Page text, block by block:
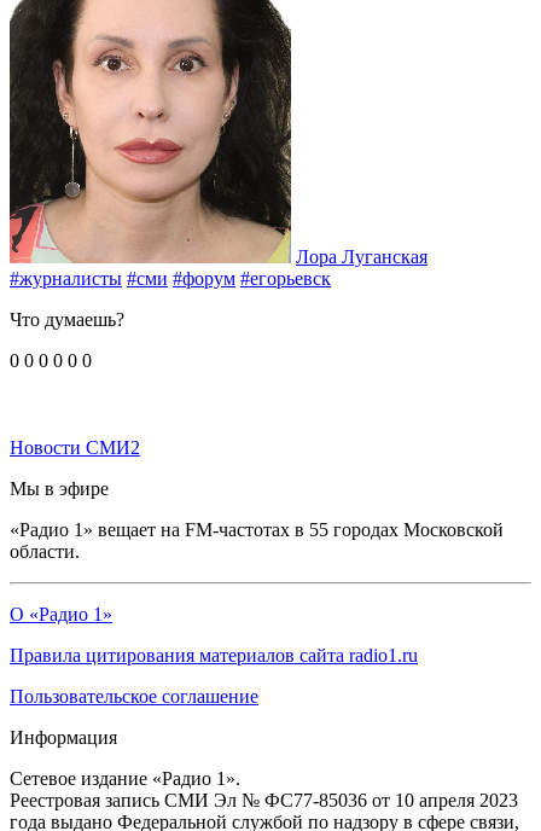
Лора Луганская
#журналисты #сми #форум #егорьевск
Что думаешь?
0 0 0 0 0 0
Новости СМИ2
Мы в эфире
«Радио 1» вещает на FM-частотах в 55 городах Московской
области.
О «Радио 1»
Правила цитирования материалов сайта radio1.ru
Пользовательское соглашение
Информация
Сетевое издание «Радио 1».
Реестровая запись СМИ Эл № ФС77-85036 от 10 апреля 2023
года выдано Федеральной службой по надзору в сфере связи,